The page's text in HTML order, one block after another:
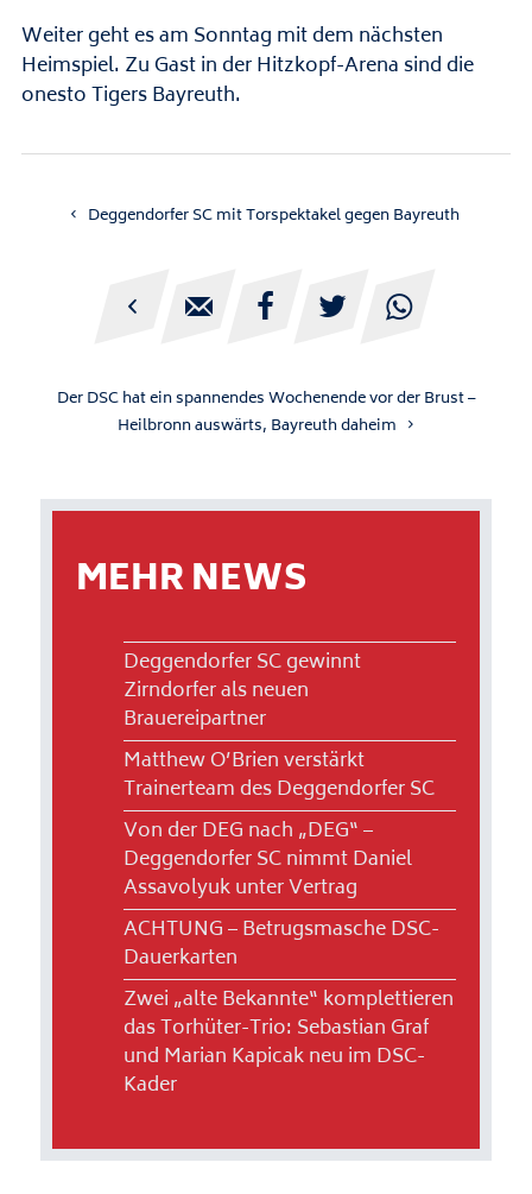
Weiter geht es am Sonntag mit dem nächsten
Heimspiel. Zu Gast in der Hitzkopf-Arena sind die
onesto Tigers Bayreuth.
Deggendorfer SC mit Torspektakel gegen Bayreuth
    
Der DSC hat ein spannendes Wochenende vor der Brust –
Heilbronn auswärts, Bayreuth daheim
MEHR NEWS
Deggendorfer SC gewinnt
Zirndorfer als neuen
Brauereipartner
Matthew O’Brien verstärkt
Trainerteam des Deggendorfer SC
Von der DEG nach „DEG“ –
Deggendorfer SC nimmt Daniel
Assavolyuk unter Vertrag
ACHTUNG – Betrugsmasche DSC-
Dauerkarten
Zwei „alte Bekannte“ komplettieren
das Torhüter-Trio: Sebastian Graf
und Marian Kapicak neu im DSC-
Kader